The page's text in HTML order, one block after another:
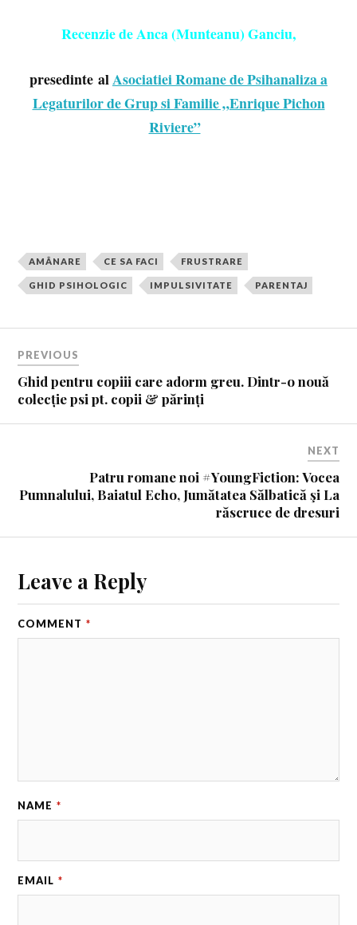
Recenzie de Anca (Munteanu) Ganciu,
presedinte alAsociatiei Romane de Psihanaliza a
Legaturilor de Grup si Familie „Enrique Pichon
Riviere”
AMÂNARE CE SA FACI FRUSTRARE
GHID PSIHOLOGIC IMPULSIVITATE PARENTAJ
PREVIOUS
Ghid pentru copiii care adorm greu. Dintr-o nouă
colecție psi pt. copii & părinți
NEXT
Patru romane noi #YoungFiction: Vocea
Pumnalului, Baiatul Echo, Jumătatea Sălbatică şi La
răscruce de dresuri
Leave a Reply
COMMENT *
NAME *
EMAIL *